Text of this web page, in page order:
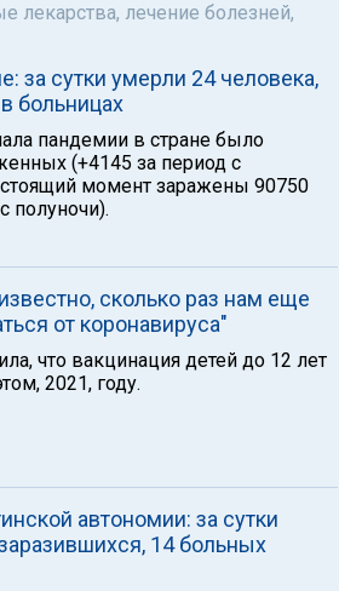
лечение болезней,
за сутки умерли 24 человека,
больницах
пандемии в стране было
(+4145 за период с
момент заражены 90750
полуночи).
сколько раз нам еще
от коронавируса"
что вакцинация детей до 12 лет
2021, году.
автономии: за сутки
14 больных